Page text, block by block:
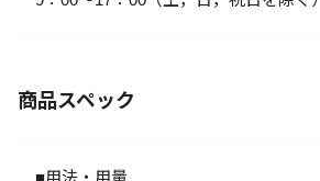
商品スペック
■用法・用量